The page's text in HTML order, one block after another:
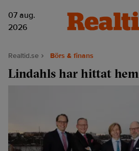
07 aug.
2026
Realtid.se Börs & finans
Lindahls har hittat hem